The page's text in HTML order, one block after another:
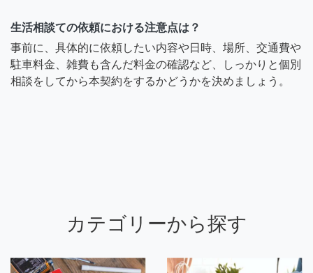
生活相談ての依頼における注意点は？
事前に、具体的に依頼したい内容や日時、場所、交通費や
駐車料金、雑費も含んだ料金の確認など、しっかりと個別
相談をしてから本契約をするかどうかを決めましょう。
カテゴリーから探す